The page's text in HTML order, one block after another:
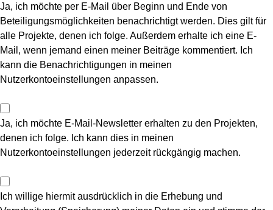
Ja, ich möchte per E-Mail über Beginn und Ende von
Beteiligungsmöglichkeiten benachrichtigt werden. Dies gilt für
alle Projekte, denen ich folge. Außerdem erhalte ich eine E-
Mail, wenn jemand einen meiner Beiträge kommentiert. Ich
kann die Benachrichtigungen in meinen
Nutzerkontoeinstellungen anpassen.
Ja, ich möchte E-Mail-Newsletter erhalten zu den Projekten,
denen ich folge. Ich kann dies in meinen
Nutzerkontoeinstellungen jederzeit rückgängig machen.
Ich willige hiermit ausdrücklich in die Erhebung und